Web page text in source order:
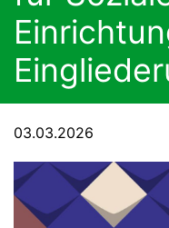
03.03.2026